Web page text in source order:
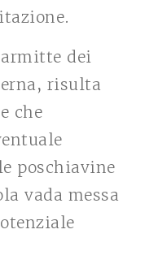
dei
risulta
che
poschiavine
vada messa